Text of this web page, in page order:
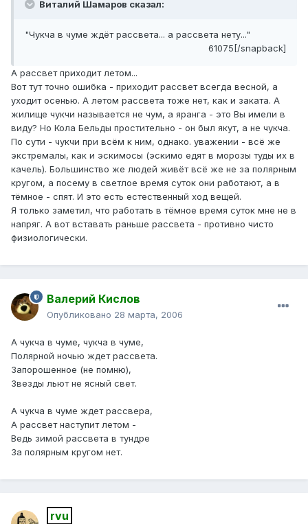
Виталий Шамаров сказал:
"Чукча в чуме ждёт рассвета... а рассвета нету..."
61075[/snapback]
А рассвет приходит летом...
Вот тут точно ошибка - приходит рассвет всегда весной, а
уходит осенью. А летом рассвета тоже нет, как и заката. А
жилище чукчи называется не чум, а яранга - это Вы имели в
виду? Но Кола Бельды простительно - он был якут, а не чукча.
По сути - чукчи при всём к ним, однако. уважении - всё же
экстремалы, как и эскимосы (эскимо едят в морозы туды их в
качель). Большинство же людей живёт всё же не за полярным
кругом, а посему в светлое время суток они работают, а в
тёмное - спят. И это есть естественный ход вещей.
Я только заметил, что работать в тёмное время суток мне не в
напряг. А вот вставать раньше рассвета - противно чисто
физиологически.
Валерий Кислов
Опубликовано 28 марта, 2006
А чукча в чуме, чукча в чуме,
Полярной ночью ждет рассвета.
Запорошенное (не помню),
Звезды льют не ясный свет.
А чукча в чуме ждет рассвера,
А рассвет наступит летом -
Ведь зимой рассвета в тундре
За полярным кругом нет.
rvu